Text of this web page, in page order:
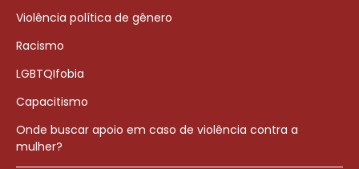
Violência política de gênero
Racismo
LGBTQIfobia
Capacitismo
Onde buscar apoio em caso de violência contra a
mulher?